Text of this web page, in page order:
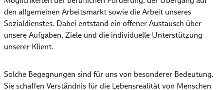
den allgemeinen Arbeitsmarkt sowie die Arbeit unseres
Sozialdienstes. Dabei entstand ein offener Austausch über
unsere Aufgaben, Ziele und die individuelle Unterstützung
unserer Klient.
Solche Begegnungen sind für uns von besonderer Bedeutung.
Sie schaffen Verständnis für die Lebensrealität von Menschen